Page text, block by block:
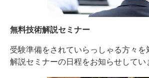
無料技術解説セミナー
受験準備をされていらっしゃる方々を
解説セミナーの日程をお知らせしてい